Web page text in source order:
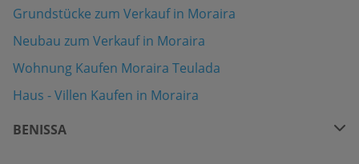
Grundstücke zum Verkauf in Moraira
Neubau zum Verkauf in Moraira
Wohnung Kaufen Moraira Teulada
Haus - Villen Kaufen in Moraira
BENISSA